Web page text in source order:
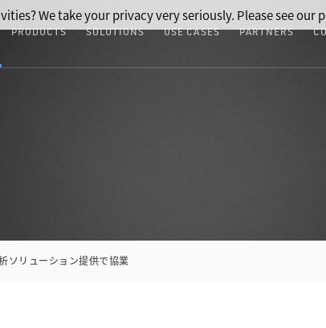
PRODUCTS SOLUTIONS USE CASES PARTNERS
ソリューション提供で協業
We take your privacy very seriously. Please see